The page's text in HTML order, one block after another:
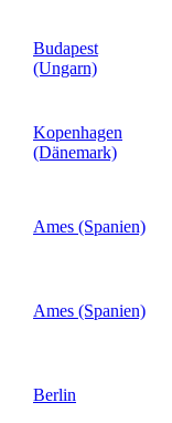
Budapest
(Ungarn)
Kopenhagen
(Dänemark)
Ames (Spanien)
Ames (Spanien)
Berlin